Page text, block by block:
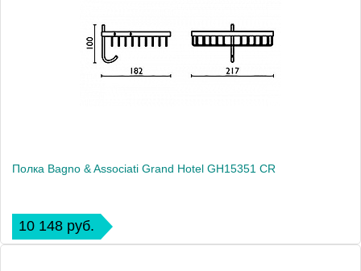
Полка Bagno & Associati Grand Hotel GH15351 CR
10 148 руб.